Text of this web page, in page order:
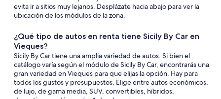
evita ir a sitios muy lejanos. Desplázate hacia abajo para ver la
ubicación de los módulos de la zona.
¿Qué tipo de autos en renta tiene Sicily By Car en
Vieques?
Sicily By Car tiene una amplia variedad de autos. Si bien el
catálogo varía según el módulo de Sicily By Car, encontrarás una
gran variedad en Vieques para que elijas la opción. Hay para
todos los gustos y presupuestos. Elige entre autos económicos,
de lujo, de gama media, SUV, convertibles, híbridos,